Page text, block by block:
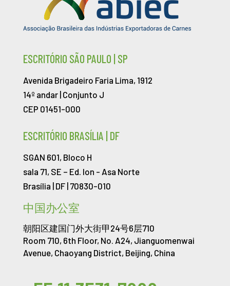
ESCRITÓRIO SÃO PAULO | SP
Avenida Brigadeiro Faria Lima, 1912
14º andar | Conjunto J
CEP 01451-000
ESCRITÓRIO BRASÍLIA | DF
SGAN 601, Bloco H
sala 71, SE – Ed. Ion - Asa Norte
Brasília | DF | 70830-010
中国办公室
朝阳区建国门外大街甲24号6层710
Room 710, 6th Floor, No. A24, Jianguomenwai
Avenue, Chaoyang District, Beijing, China